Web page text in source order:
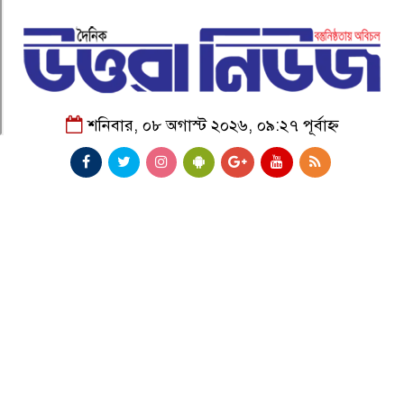
শনিবার, ০৮ অগাস্ট ২০২৬, ০৯:২৭ পূর্বাহ্ন